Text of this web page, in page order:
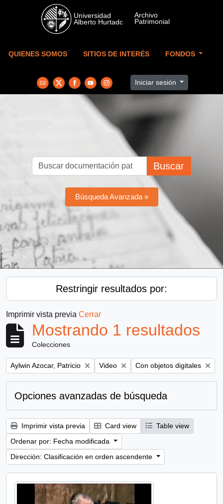
Skip to main content
QUIENES SOMOS SITIOS DE INTERÉS FONDOS
Iniciar sesión
Buscar
Búsqueda Avanzada »
Restringir resultados por:
Imprimir vista previa Cerrar
Mostrando 1 resultados
Colecciones
Remove filter:
Aylwin Azocar, Patricio Remove filter:
Video Remove filter:
Con objetos digitales
Opciones avanzadas de búsqueda
Imprimir vista previa Card view
Table view
Ordenar por: Fecha modificada
Dirección: Clasificación en orden ascendente